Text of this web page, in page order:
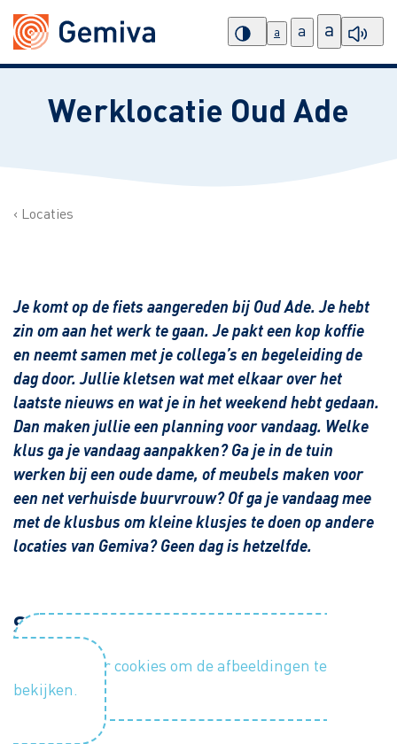
a a a
Werklocatie Oud Ade
Locaties
Je komt op de fiets aangereden bij Oud Ade. Je hebt
zin om aan het werk te gaan. Je pakt een kop koffie
en neemt samen met je collega’s en begeleiding de
dag door. Jullie kletsen wat met elkaar over het
laatste nieuws en wat je in het weekend hebt gedaan.
Dan maken jullie een planning voor vandaag. Welke
klus ga je vandaag aanpakken? Ga je in de tuin
werken bij een oude dame, of meubels maken voor
een net verhuisde buurvrouw? Of ga je vandaag mee
met de klusbus om kleine klusjes te doen op andere
locaties van Gemiva? Geen dag is hetzelfde.
Sfeerimpressie
Accepteer cookies om de afbeeldingen te
bekijken.